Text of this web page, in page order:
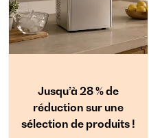
Jusqu’à 28 % de
réduction sur une
sélection de produits !